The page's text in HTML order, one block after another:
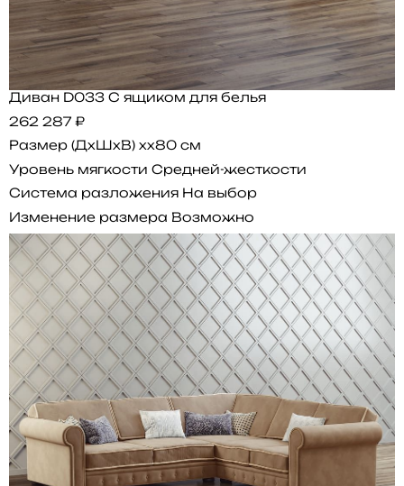
Диван D033 С ящиком для белья
262 287 ₽
Размер (ДхШхВ) xx80 см
Уровень мягкости Средней-жесткости
Система разложения На выбор
Изменение размера Возможно